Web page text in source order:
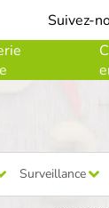
Suivez-
Surveillance